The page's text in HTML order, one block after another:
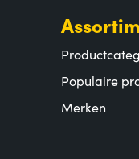
Populaire
Merken